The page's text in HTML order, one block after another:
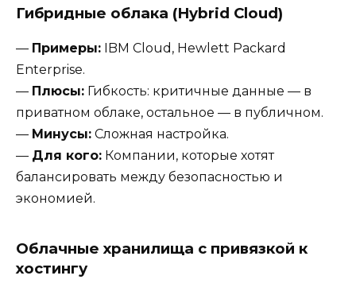
Гибридные облака (Hybrid Cloud)
— Примеры: IBM Cloud, Hewlett Packard
Enterprise.
— Плюсы: Гибкость: критичные данные — в
приватном облаке, остальное — в публичном.
— Минусы: Сложная настройка.
— Для кого: Компании, которые хотят
балансировать между безопасностью и
экономией.
Облачные хранилища с привязкой к
хостингу